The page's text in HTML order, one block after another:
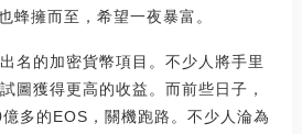
蜂擁而至，希望一夜暴富。
名的加密貨幣項目。不少人將手里
圖獲得更高的收益。而前些日子，
多的EOS，關機跑路。不少人淪為